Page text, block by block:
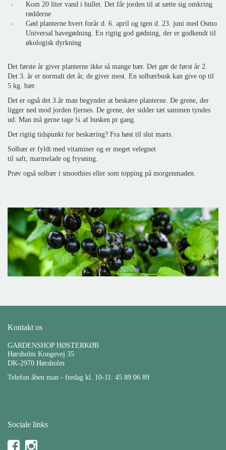
Kom 20 liter vand i hullet. Det får jorden til at sætte sig omkring
rødderne
Gød planterne hvert forår d. 6. april og igen d. 23. juni med Osmo
Universal havegødning. En rigtig god gødning, der er godkendt til
økologisk dyrkning
Det første år giver planterne ikke så mange bær. Det gør de først år 2.
Det 3. år er normalt det år, de giver mest. En solbærbusk kan give op til
5 kg. bær.
Det er også det 3.år man begynder at beskære planterne. De grene, der
ligger ned mod jorden fjernes. De grene, der sidder tæt sammen tyndes
ud. Man må gerne tage ¼ af busken pr gang.
Det rigtig tidspunkt for beskæring? Fra høst til slut marts.
Solbær er fyldt med vitaminer og er meget velegnet
til saft, marmelade og frysning.
Prøv også solbær i smoothies eller som topping på morgenmaden.
Kontakt os
GARDENSHOP HØSTERKØB
Hørsholm Kongevej 35
DK-2970 Hørsholm
Telefon åben man - fredag kl. 10-11: 45 89 06 89
Sociale links